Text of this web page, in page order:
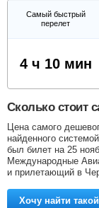
Самый быстрый
перелет
4 ч 10 мин
Сколько стоит
Цена самого
найденного
был билет на 25
Международные
и прилетающий в
Хочу найти